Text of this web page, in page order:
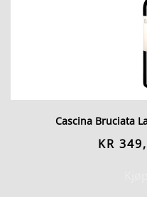
Cascina Bruciata
KR